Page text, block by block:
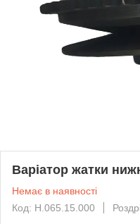
Варіатор жатки
Немає в наявності
Код: Н.065.15.000